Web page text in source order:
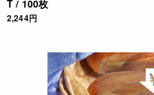
T / 100枚
2,244円